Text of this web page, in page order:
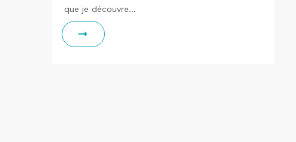
que je découvre…